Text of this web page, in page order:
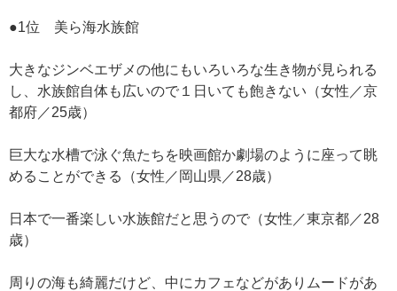
●1位 美ら海水族館
大きなジンベエザメの他にもいろいろな生き物が見られる
し、水族館自体も広いので１日いても飽きない（女性／京
都府／25歳）
巨大な水槽で泳ぐ魚たちを映画館か劇場のように座って眺
めることができる（女性／岡山県／28歳）
日本で一番楽しい水族館だと思うので（女性／東京都／28
歳）
周りの海も綺麗だけど、中にカフェなどがありムードがあ